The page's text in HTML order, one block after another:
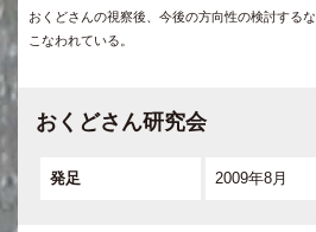
おくどさんの視察後、今後の方向性の検討する
こなわれている。
おくどさん研究会
発足 2009年8月